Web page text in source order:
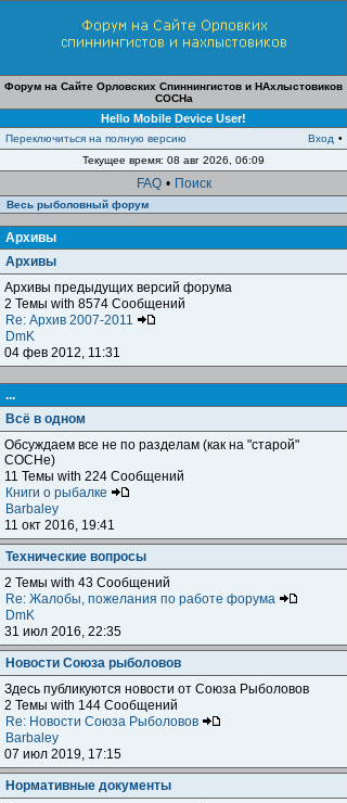
Форум на Сайте Орловских Спиннингистов и НАхлыстовиков
СОСНа
Hello Mobile Device User!
Переключиться на полную версию Вход •
Текущее время: 08 авг 2026, 06:09
FAQ • Поиск
Весь рыболовный форум
Архивы
Архивы
Архивы предыдущих версий форума
2 Темы with 8574 Сообщений
Re: Архив 2007-2011
DmK
04 фев 2012, 11:31
...
Всё в одном
Обсуждаем все не по разделам (как на "старой"
СОСНе)
11 Темы with 224 Сообщений
Книги о рыбалке
Barbaley
11 окт 2016, 19:41
Технические вопросы
2 Темы with 43 Сообщений
Re: Жалобы, пожелания по работе форума
DmK
31 июл 2016, 22:35
Новости Союза рыболовов
Здесь публикуются новости от Союза Рыболовов
2 Темы with 144 Сообщений
Re: Новости Союза Рыболовов
Barbaley
07 июл 2019, 17:15
Нормативные документы